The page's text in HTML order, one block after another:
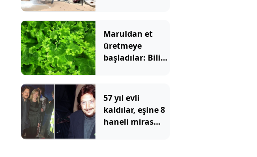
Maruldan et
üretmeye
başladılar: Bilim
57 yıl evli
kaldılar, eşine 8
haneli miras